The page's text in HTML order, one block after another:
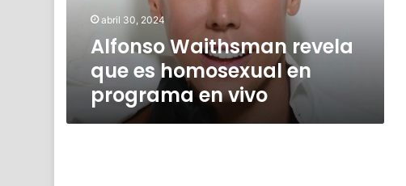
abril 30, 2024
Alfonso Waithsman revela
que es homosexual en
programa en vivo